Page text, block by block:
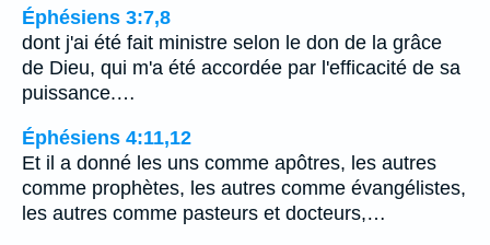
Éphésiens 3:7,8
dont j'ai été fait ministre selon le don de la grâce
de Dieu, qui m'a été accordée par l'efficacité de sa
puissance.…
Éphésiens 4:11,12
Et il a donné les uns comme apôtres, les autres
comme prophètes, les autres comme évangélistes,
les autres comme pasteurs et docteurs,…